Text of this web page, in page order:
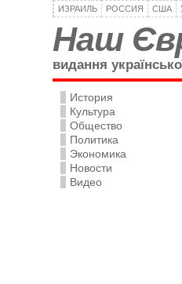
ИЗРАИЛЬ РОССИЯ США
Наш
видання
История
Культура
Общество
Политика
Экономика
Новости
Видео